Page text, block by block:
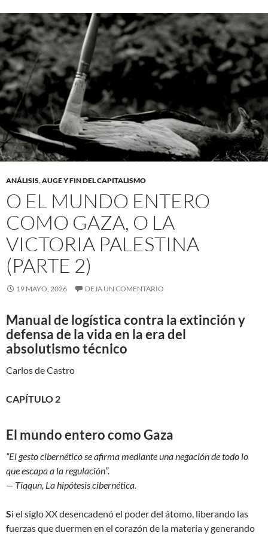
ANÁLISIS,AUGE Y FIN DEL CAPITALISMO
O EL MUNDO ENTERO
COMO GAZA, O LA
VICTORIA PALESTINA
(PARTE 2)
19 MAYO, 2026 DEJA UN COMENTARIO
Manual de logística contra la extinción y
defensa de la vida en la era del
absolutismo técnico
Carlos de Castro
CAPÍTULO 2
El mundo entero como Gaza
“El gesto cibernético se afirma mediante una negación de todo lo
que escapa a la regulación”.
— Tiqqun, La hipótesis cibernética.
Si el siglo XX desencadenó el poder del átomo, liberando las
fuerzas que duermen en el corazón de la materia y generando